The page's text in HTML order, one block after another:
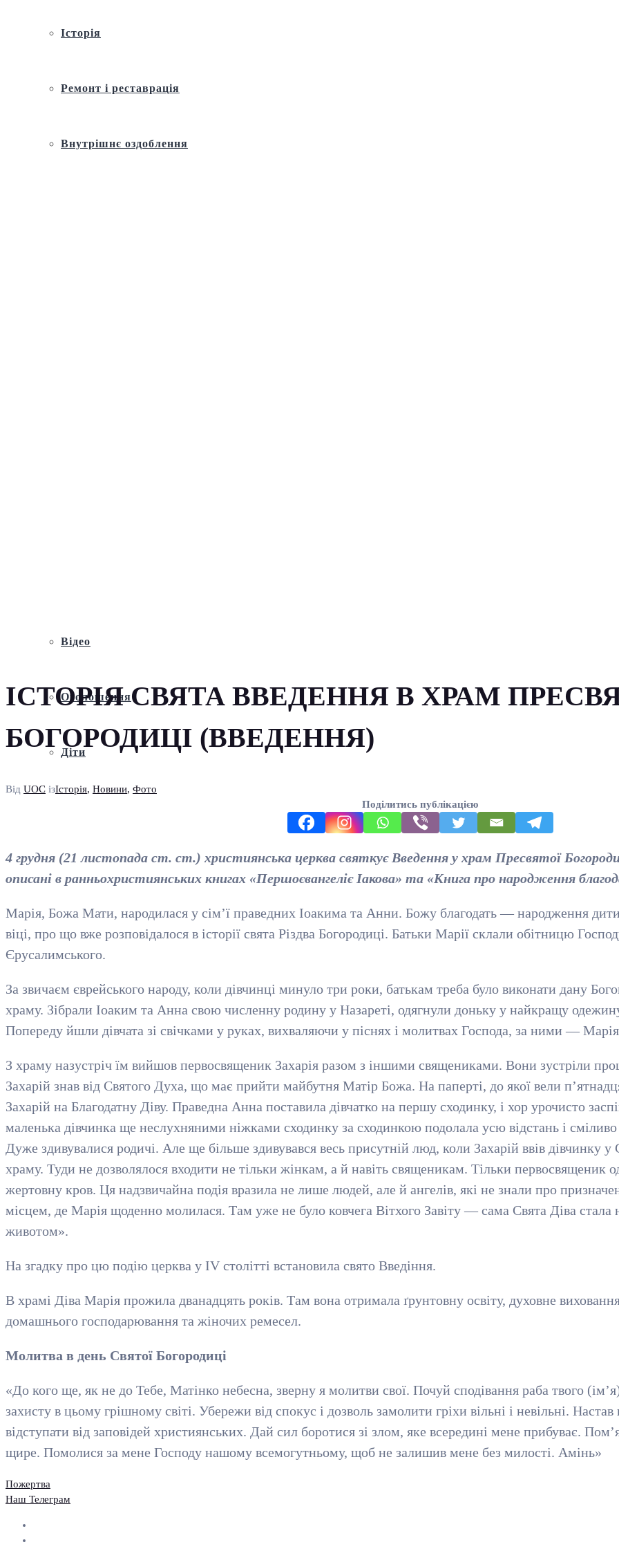
Історія
Ремонт і реставрація
Внутрішнє оздоблення
Відео
Оголошення
Діти
ІСТОРІЯ СВЯТА ВВЕДЕННЯ В ХРАМ
БОГОРОДИЦІ (ВВЕДЕННЯ)
Від UOC ізІсторія, Новини, Фото
Поділитись публікацією
4 грудня (21 листопада ст. ст.) християнська церква святкує Введення у храм Пресвятої
описані в ранньохристиянських книгах «Першоєвангеліє Іакова» та «Книга про народження
Марія, Божа Мати, народилася у сім’ї праведних Іоакима та Анни. Божу благодать — народження
віці, про що вже розповідалося в історії свята Різдва Богородиці. Батьки Марії склали обітницю
Єрусалимського.
За звичаєм єврейського народу, коли дівчинці минуло три роки, батькам треба було виконати дану
храму. Зібрали Іоаким та Анна свою численну родину у Назареті, одягнули доньку у найкращу
Попереду йшли дівчата зі свічками у руках, вихваляючи у піснях і молитвах Господа, за ними —
З храму назустріч їм вийшов первосвященик Захарія разом з іншими священиками. Вони зустріли
Захарій знав від Святого Духа, що має прийти майбутня Матір Божа. На паперті, до якої вели
Захарій на Благодатну Діву. Праведна Анна поставила дівчатко на першу сходинку, і хор урочисто
маленька дівчинка ще неслухняними ніжками сходинку за сходинкою подолала усю відстань і
Дуже здивувалися родичі. Але ще більше здивувався весь присутній люд, коли Захарій ввів дівчинку
храму. Туди не дозволялося входити не тільки жінкам, а й навіть священикам. Тільки первосвященик
жертовну кров. Ця надзвичайна подія вразила не лише людей, але й ангелів, які не знали про
місцем, де Марія щоденно молилася. Там уже не було ковчега Вітхого Завіту — сама Свята Діва
животом».
На згадку про цю подію церква у ІV столітті встановила свято Введіння.
В храмі Діва Марія прожила дванадцять років. Там вона отримала ґрунтовну освіту, духовне
домашнього господарювання та жіночих ремесел.
Молитва в день Святої Богородиці
«До кого ще, як не до Тебе, Матінко небесна, зверну я молитви свої. Почуй сподівання раба твого
захисту в цьому грішному світі. Убережи від спокус і дозволь замолити гріхи вільні і невільні.
відступати від заповідей християнських. Дай сил боротися зі злом, яке всередині мене прибуває.
щире. Помолися за мене Господу нашому всемогутньому, щоб не залишив мене без милості. Амінь»
Пожертва
Наш Телеграм